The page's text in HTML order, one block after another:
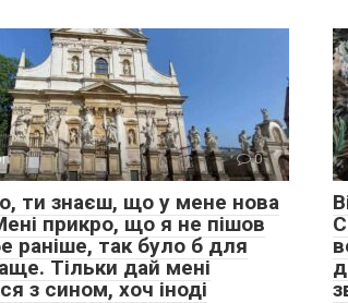
0
ти знаєш, що у мене нова
прикро, що я не пішов
раніше, так було б для
Тільки дай мені
з сином, хоч іноді